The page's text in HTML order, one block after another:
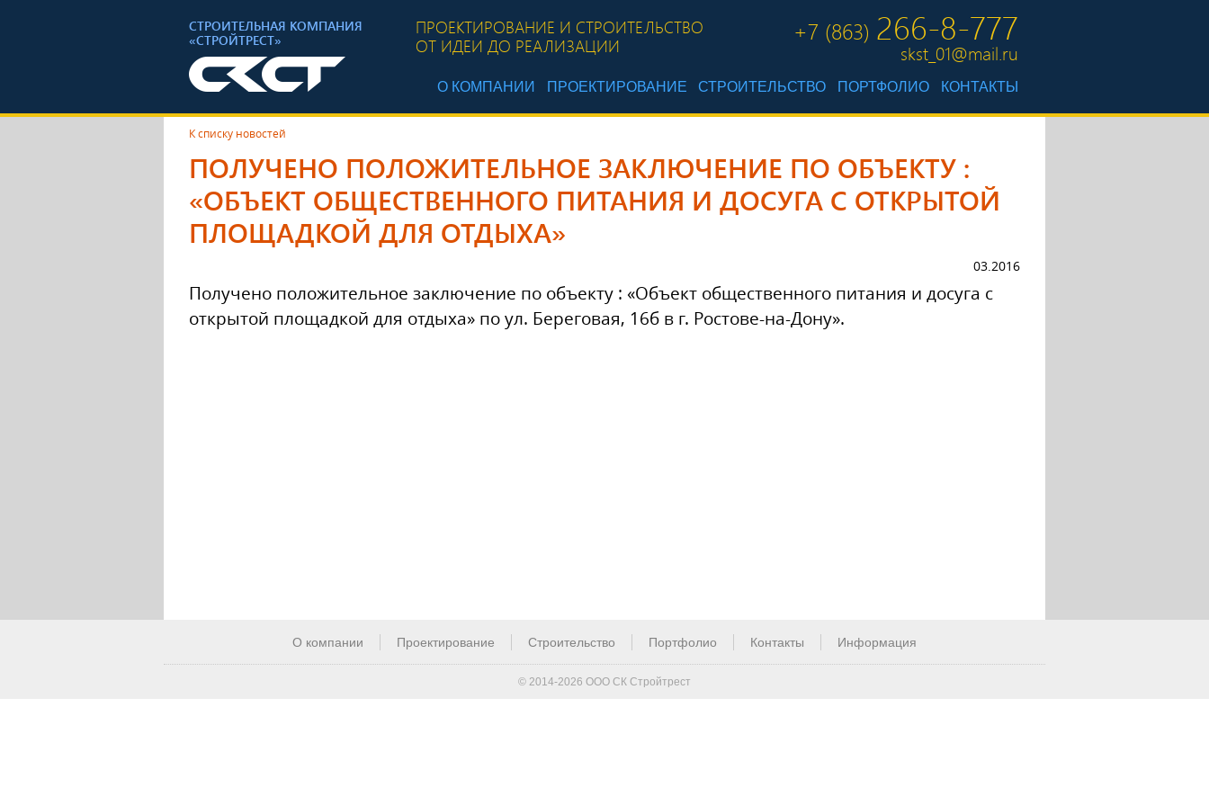
СТРОИТЕЛЬНАЯ КОМПАНИЯ
«СТРОЙТРЕСТ»
ПРОЕКТИРОВАНИЕ И СТРОИТЕЛЬСТВО
ОТ ИДЕИ ДО РЕАЛИЗАЦИИ
КОНТАКТЫ
ПОРТФОЛИО
СТРОИТЕЛЬСТВО
ПРОЕКТИРОВАНИЕ
О КОМПАНИИ
+7 (863) 266-8-777
skst_01@mail.ru
К списку новостей
ПОЛУЧЕНО ПОЛОЖИТЕЛЬНОЕ ЗАКЛЮЧЕНИЕ ПО ОБЪЕКТУ :
«ОБЪЕКТ ОБЩЕСТВЕННОГО ПИТАНИЯ И ДОСУГА С ОТКРЫТОЙ
ПЛОЩАДКОЙ ДЛЯ ОТДЫХА»
03.2016
Получено положительное заключение по объекту : «Объект общественного питания и досуга с
открытой площадкой для отдыха» по ул. Береговая, 16б в г. Ростове-на-Дону».
О компании Проектирование Строительство Портфолио Контакты Информация
© 2014-2026 ООО СК Стройтрест